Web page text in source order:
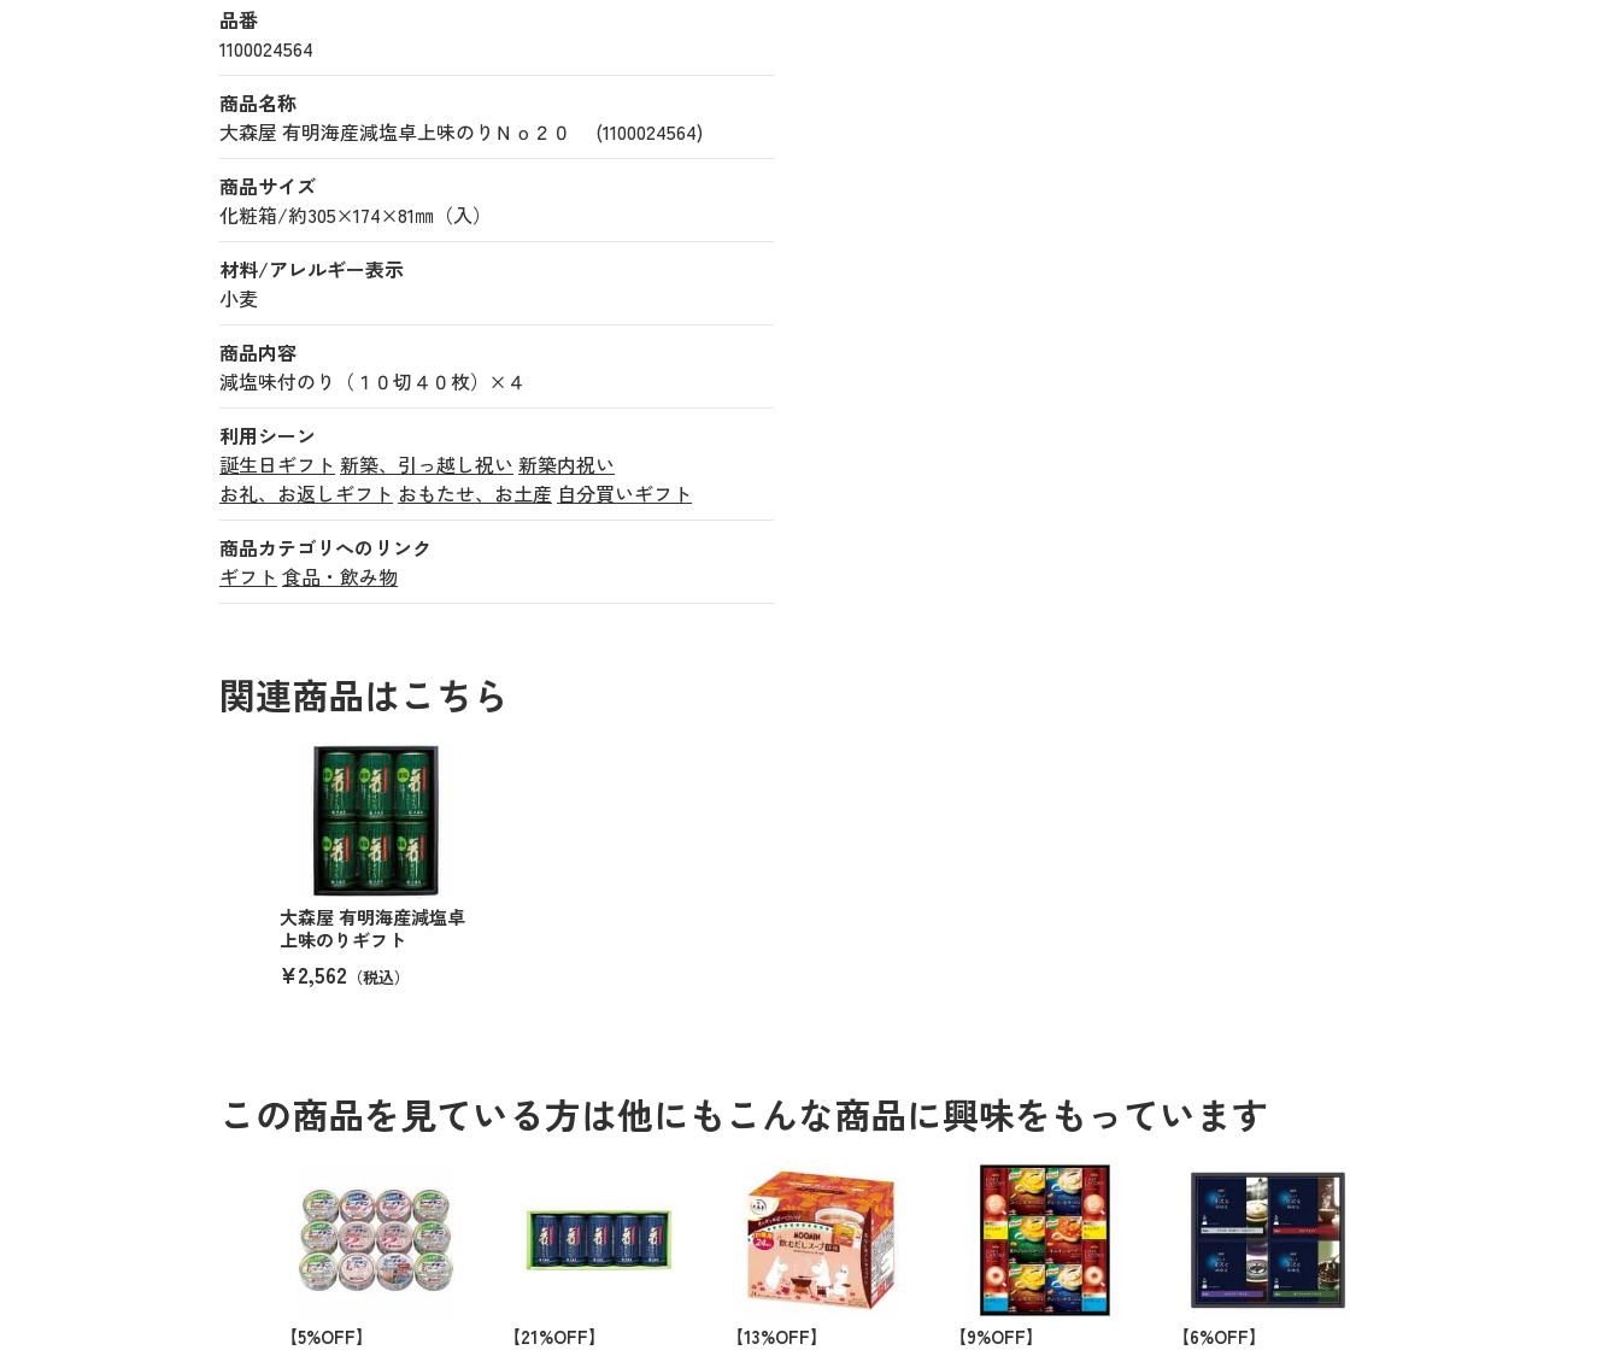
品番
1100024564
商品名称
大森屋 有明海産減塩卓上味のりＮｏ２０ (1100024564)
商品サイズ
化粧箱/約305×174×81㎜（入）
材料/アレルギー表示
小麦
商品内容
減塩味付のり（１０切４０枚）×４
利用シーン
誕生日ギフト 新築、引っ越し祝い 新築内祝い
お礼、お返しギフト おもたせ、お土産 自分買いギフト
商品カテゴリへのリンク
ギフト 食品・飲み物
関連商品はこちら
大森屋 有明海産減塩卓
上味のりギフト
¥2,562 （税込）
この商品を見ている方は他にもこんな商品に興味をもっています
【5%OFF】
【21%OFF】
【13%OFF】
【9%OFF】
【6%OFF】